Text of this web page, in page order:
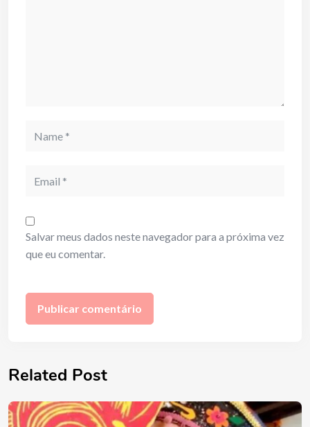
Salvar meus dados neste navegador para a próxima vez
que eu comentar.
Related Post